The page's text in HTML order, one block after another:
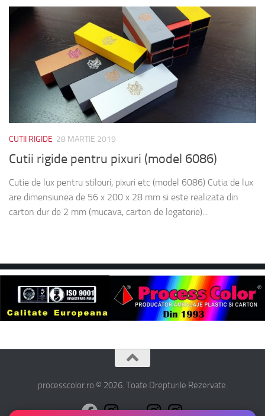
CUTII RIGIDE 28 MARTIE 2019
Cutii rigide pentru pixuri (model 6086)
Cutie de lux pentru stilouri, pixuri etc (model 6086) Cutia de lux
are dimensiunea de 56 x 200 x 28 mm si este realizata din
carton dur de 2 mm (mucava, carton de legatorie)...
processcolor.ro © 2026. Toate Drepturile Rezervate.